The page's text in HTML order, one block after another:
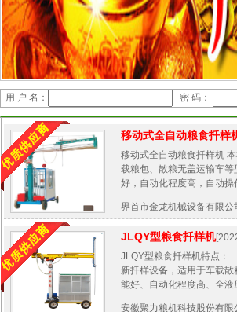
用 户 名： 密 码：
移动式全自动粮食扦样
移动式全自动粮食扦样机
载粮包、散粮无盖运输车
好，自动化程度高，自动
界首市金龙机械设备有限公
JLQY型粮食扦样机
JLQY型粮食扦样机特点
新扦样设备，适用于车载
能好、自动化程度高、全
安徽聚力粮机科技股份有限